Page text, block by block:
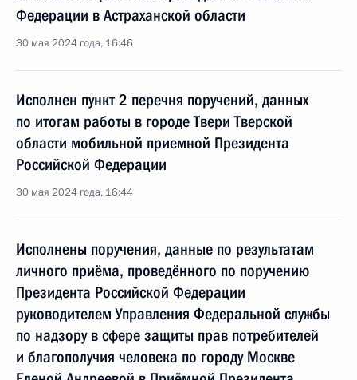
Федерации в Астраханской области
30 мая 2024 года, 16:46
Исполнен пункт 2 перечня поручений, данных
по итогам работы в городе Твери Тверской
области мобильной приемной Президента
Российской Федерации
30 мая 2024 года, 16:44
Исполнены поручения, данные по результатам
личного приёма, проведённого по поручению
Президента Российской Федерации
руководителем Управления Федеральной службы
по надзору в сфере защиты прав потребителей
и благополучия человека по городу Москве